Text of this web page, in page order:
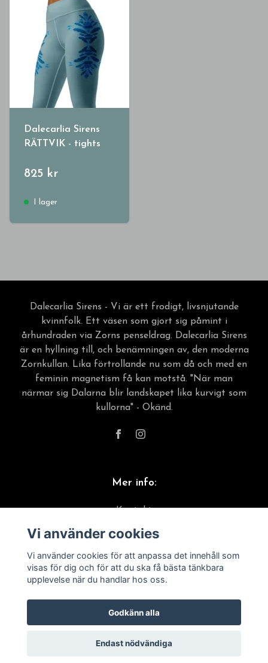
Dalecarlia Sirens
RÄTTVIK - tights
825 kr
I lager
Dalecarlia Sirens - Vi är ett frodigt, livsnjutande
kvinnfolk. Ett väsen som gjort sig påmint i
århundraden via Zorns penseldrag. Dalecarlia Sirens
är en hyllning till, och benämningen av, den moderna
Zornkullan. Lika förtrollande nu som då och med en
feminin magnetism få kan motstå. "När man
närmar sig Dalarna blir landskapet lika kurvigt som
kullorna" - Okänd.
Mer info:
Kontakt
Material & skötselråd
Köpvillkor
© 2026 Dalecarlia Sirens
Vi använder cookies
Vi använder cookies för att anpassa det innehåll som
visas för dig och för att du ska få bästa tänkbara
upplevelse när du handlar hos oss.
Godkänn alla
Endast nödvändiga